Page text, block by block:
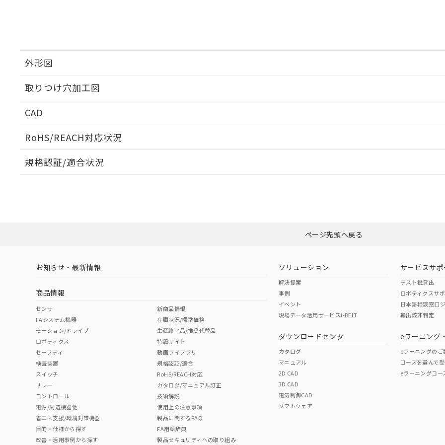
外形図
取りつけ穴加工図
CAD
RoHS/REACH対応状況
EU RoHS 注意事項・凡例
ダウンロードはこちら
中国 RoHS 注意事項・凡例
中国 RoHS表
Pb Hg Cr(VI)
"対応済み"や非含有の記載がされた商品であっても、流通在庫等で未対応品が混在する可能性があります。
非含有品が必要な際は、弊社営業部門もしくは販売店へお問い合わせください。
規格認証/適合状況
ページ先頭へ戻る
お知らせ・最新情報
商品情報
センサ
FAシステム機器
モーション/ドライブ
ロボティクス
セーフティ
検査装置
スイッチ
リレー
コントロール
電源/周辺機器他
省エネ支援/環境対策機器
目的・仕様から探す
改善・活用事例から探す
新商品情報
在庫状況/標準価格
生産終了品/推奨代替品
特設サイト
動画ライブラリ
規格認証/適合
RoHS/REACH対応
カタログ/マニュアル訂正
技術解説
使用上の注意事項
製品に関するFAQ
FA用語辞典
製品セキュリティへの取り組み
ソリューション
解決提案
事例
イベント
現場データ活用サービスi-BELT
ダウンロードセンタ
カタログ
マニュアル
2D CAD
3D CAD
電気制御CAD
ソフトウェア
サービスサポ
テスト機貸出
ロボティクスサ
日本語相談窓口
輸出該非判定
eラーニング
eラーニングのご
コースを選んで
eラーニングコー